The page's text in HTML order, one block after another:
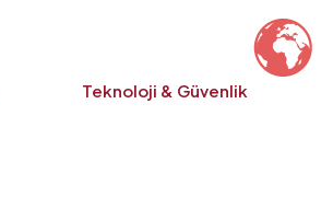
Teknoloji & Güvenlik